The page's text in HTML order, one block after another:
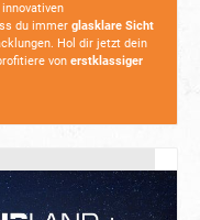
du immer glasklare Sicht
Hol dir jetzt dein
von erstklassiger